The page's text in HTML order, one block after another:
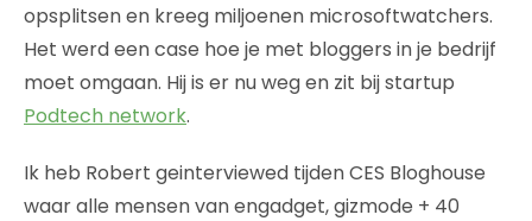
opsplitsen en kreeg miljoenen microsoftwatchers.
Het werd een case hoe je met bloggers in je bedrijf
moet omgaan. Hij is er nu weg en zit bij startup
Podtech network.
Ik heb Robert geinterviewed tijden CES Bloghouse
waar alle mensen van engadget, gizmode + 40